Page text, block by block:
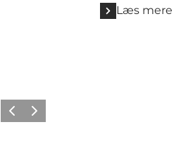
Læs mere
ForrigeNæste